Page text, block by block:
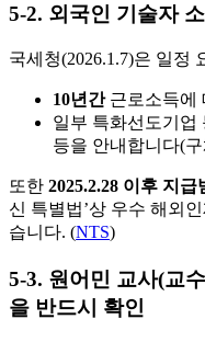
5-2. 외국인 기술자
국세청(2026.1.7)은 일정
10년간근로소득에
일부 특화선도기업
등을 안내합니다(
또한 2025.2.28 이후 지
신 특별법’상 우수 해외
습니다. (NTS)
5-3. 원어민 교사(교
을 반드시 확인